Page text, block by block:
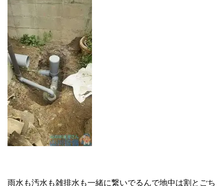
雨水も汚水も雑排水も一緒に繋いでるんで地中は割とごち